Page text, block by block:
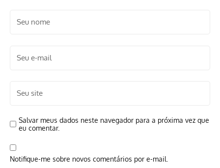
Salvar meus dados neste navegador para a próxima vez que
eu comentar.
Notifique-me sobre novos comentários por e-mail.